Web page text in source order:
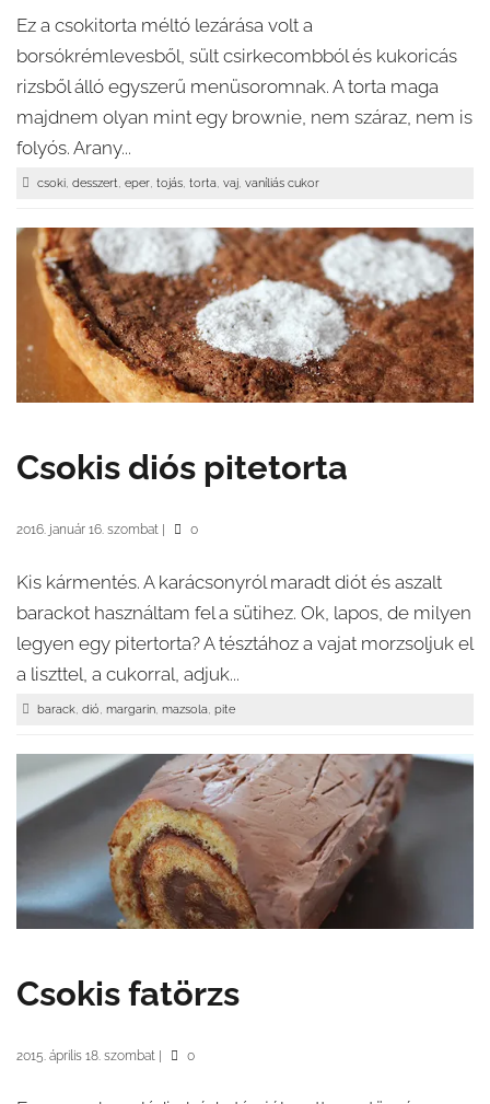
Ez a csokitorta méltó lezárása volt a
borsókrémlevesből, sült csirkecombból és kukoricás
rizsből álló egyszerű menüsoromnak. A torta maga
majdnem olyan mint egy brownie, nem száraz, nem is
folyós. Arany...
csoki, desszert, eper, tojás, torta, vaj, vaníliás cukor
Csokis diós pitetorta
2016. január 16. szombat 0
Kis kármentés. A karácsonyról maradt diót és aszalt
barackot használtam fel a sütihez. Ok, lapos, de milyen
legyen egy pitertorta? A tésztához a vajat morzsoljuk el
a liszttel, a cukorral, adjuk...
barack, dió, margarin, mazsola, pite
Csokis fatörzs
2015. április 18. szombat 0